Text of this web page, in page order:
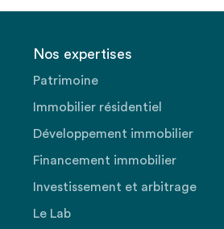
Nos expertises
Patrimoine
Immobilier résidentiel
Développement immobilier
Financement immobilier
Investissement et arbitrage
Le Lab